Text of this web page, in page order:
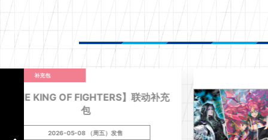
补充包
【THE KING OF FIGHTERS】联动补充
包
2026-05-08 （周五）发售